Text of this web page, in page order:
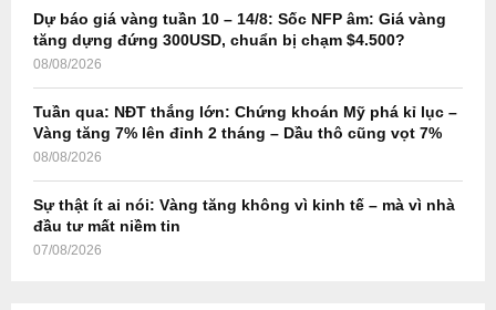
Dự báo giá vàng tuần 10 – 14/8: Sốc NFP âm: Giá vàng
tăng dựng đứng 300USD, chuẩn bị chạm $4.500?
08/08/2026
Tuần qua: NĐT thắng lớn: Chứng khoán Mỹ phá kỉ lục –
Vàng tăng 7% lên đỉnh 2 tháng – Dầu thô cũng vọt 7%
08/08/2026
Sự thật ít ai nói: Vàng tăng không vì kinh tế – mà vì nhà
đầu tư mất niềm tin
07/08/2026